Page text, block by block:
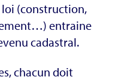
(construction,
entraine
cadastral.
chacun doit